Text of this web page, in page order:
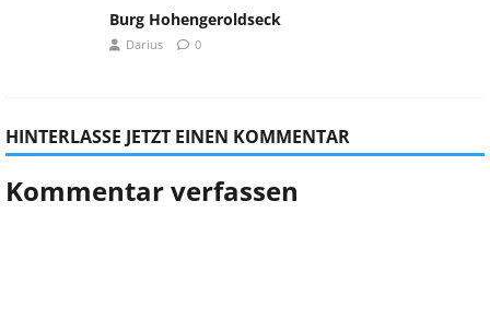
Burg Hohengeroldseck
Darius 0
HINTERLASSE JETZT EINEN KOMMENTAR
Kommentar verfassen